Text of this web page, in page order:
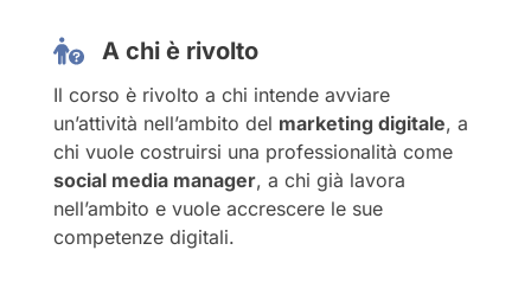
A chi è rivolto
Il corso è rivolto a chi intende avviare
un’attività nell’ambito del marketing digitale, a
chi vuole costruirsi una professionalità come
social media manager, a chi già lavora
nell’ambito e vuole accrescere le sue
competenze digitali.